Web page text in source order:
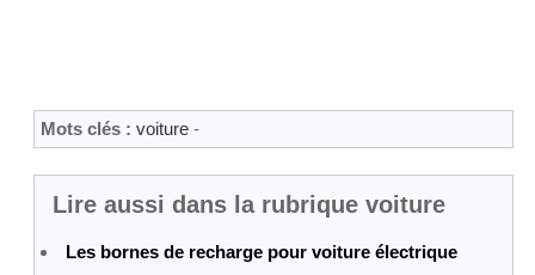
Mots clés : voiture -
Lire aussi dans la rubrique voiture
Les bornes de recharge pour voiture électrique